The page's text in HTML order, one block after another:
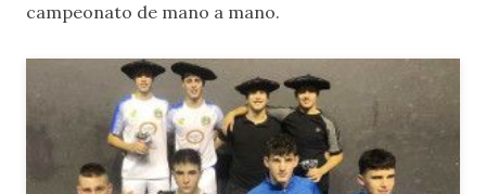
campeonato de mano a mano.